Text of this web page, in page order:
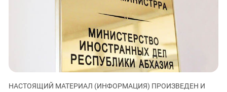
ЗАСТАВЛЯЕТ
КАВКАЗ ЗА ПАЛЕСТИНУ
ИНАКОМЫСЛИЕ В ЧЕЧНЕ
ПРЕСЛЕДОВАНИЕ АКТИВИСТОВ
МОБИЛИЗАЦИЯ И ПРОТЕСТЫ
Кабардино-Балкария
Карачаево-Черкесия
Краснодарский край
НАСТОЯЩИЙ МАТЕРИАЛ (ИНФОРМАЦИЯ) ПРОИЗВЕДЕН И